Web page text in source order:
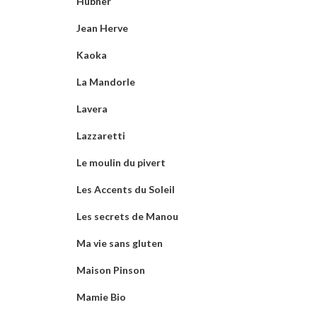
Jean Herve
Kaoka
La Mandorle
Lavera
Lazzaretti
Le moulin du pivert
Les Accents du Soleil
Les secrets de Manou
Ma vie sans gluten
Maison Pinson
Mamie Bio